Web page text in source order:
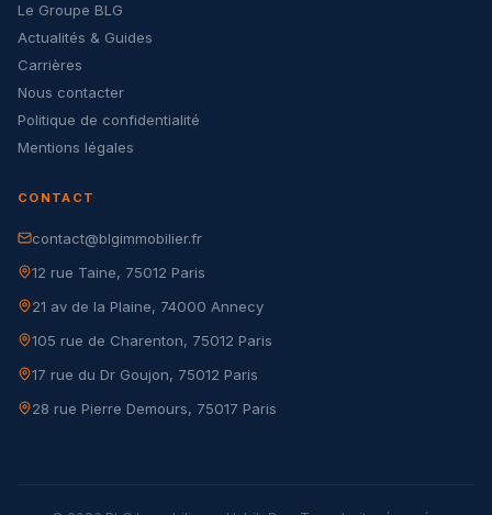
Le Groupe BLG
Actualités & Guides
Carrières
Nous contacter
Politique de confidentialité
Mentions légales
CONTACT
contact@blgimmobilier.fr
12 rue Taine, 75012 Paris
21 av de la Plaine, 74000 Annecy
105 rue de Charenton, 75012 Paris
17 rue du Dr Goujon, 75012 Paris
28 rue Pierre Demours, 75017 Paris